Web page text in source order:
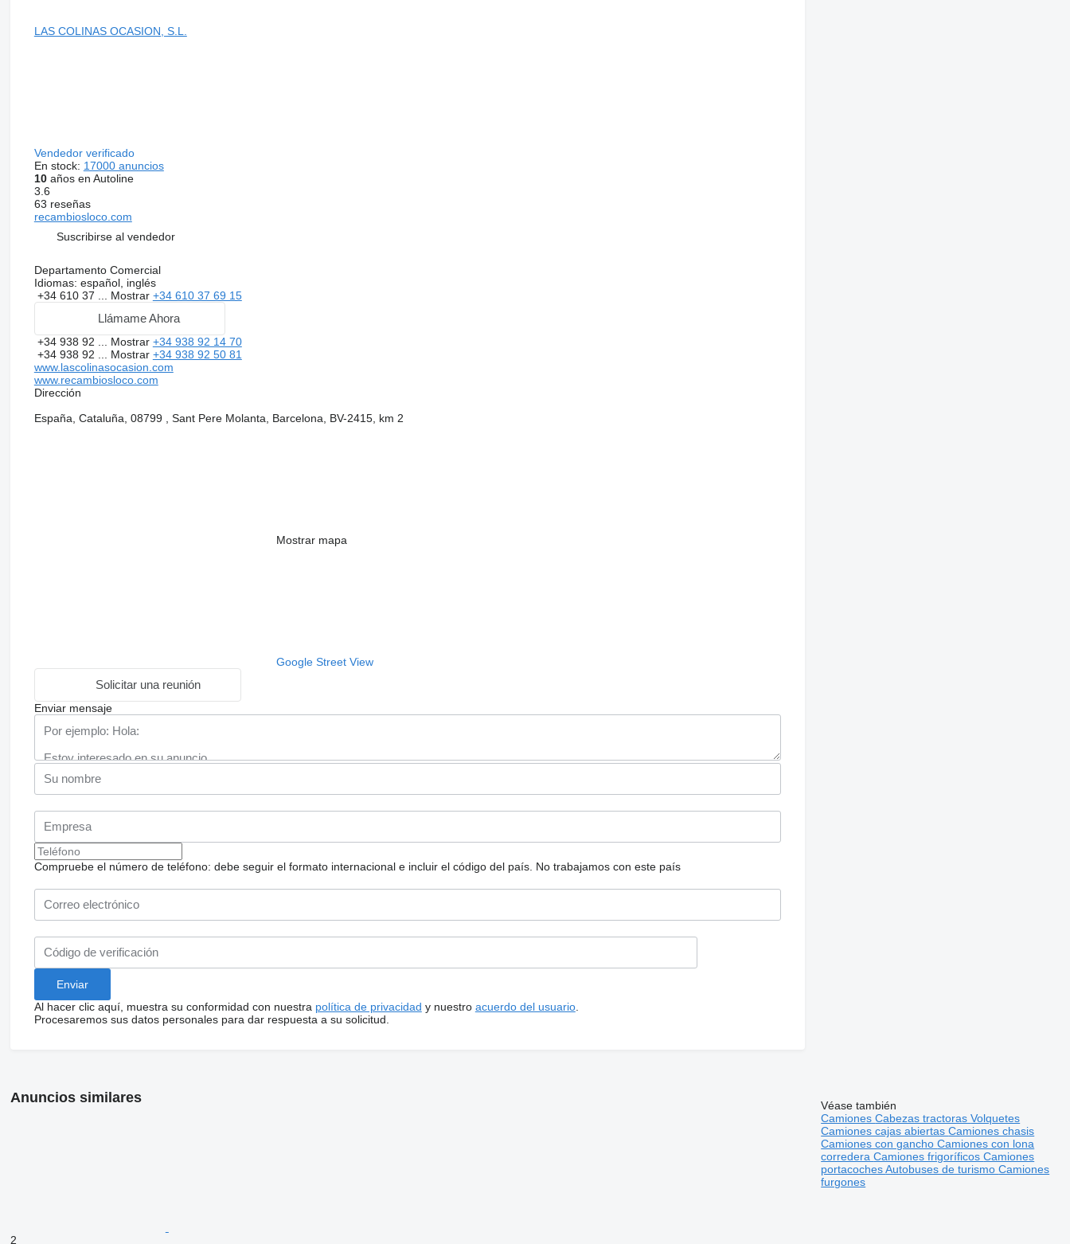
LAS COLINAS OCASION, S.L.
Vendedor verificado
En stock: 17000 anuncios
10años en Autoline
3.6
63 reseñas
recambiosloco.com
Suscribirse al vendedor
Departamento Comercial
Idiomas: español, inglés
+34 610 37 ... Mostrar +34 610 37 69 15
Llámame Ahora
+34 938 92 ... Mostrar +34 938 92 14 70
+34 938 92 ... Mostrar +34 938 92 50 81
www.lascolinasocasion.com
www.recambiosloco.com
Dirección
España, Cataluña, 08799 , Sant Pere Molanta, Barcelona, BV-2415, km 2
Mostrar mapa
Google Street View
Solicitar una reunión
Enviar mensaje
Compruebe el número de teléfono: debe seguir el formato internacional e incluir el código del país. No trabajamos con este país
Al hacer clic aquí, muestra su conformidad con nuestra política de privacidad y nuestro acuerdo del usuario.
Procesaremos sus datos personales para dar respuesta a su solicitud.
Anuncios similares
2
Véase también
CamionesCabezas tractorasVolquetes
Camiones cajas abiertasCamiones chasis
Camiones con ganchoCamiones con lona
correderaCamiones frigoríficosCamiones
portacochesAutobuses de turismoCamiones
furgones